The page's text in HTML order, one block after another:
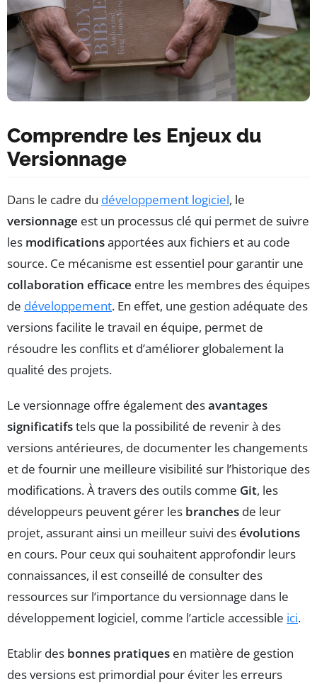
Comprendre les Enjeux du
Versionnage
Dans le cadre du développement logiciel, le
versionnage est un processus clé qui permet de suivre
les modificationsapportées aux fichiers et au code
source. Ce mécanisme est essentiel pour garantir une
collaboration efficace entre les membres des équipes
de développement. En effet, une gestion adéquate des
versions facilite le travail en équipe, permet de
résoudre les conflits et d’améliorer globalement la
qualité des projets.
Le versionnage offre également desavantages
significatifstels que la possibilité de revenir à des
versions antérieures, de documenter les changements
et de fournir une meilleure visibilité sur l’historique des
modifications. À travers des outils comme Git, les
développeurs peuvent gérer les branches de leur
projet, assurant ainsi un meilleur suivi desévolutions
en cours. Pour ceux qui souhaitent approfondir leurs
connaissances, il est conseillé de consulter des
ressources sur l’importance du versionnage dans le
développement logiciel, comme l’article accessible ici.
Etablir des bonnes pratiques en matière de gestion
des versions est primordial pour éviter les erreurs